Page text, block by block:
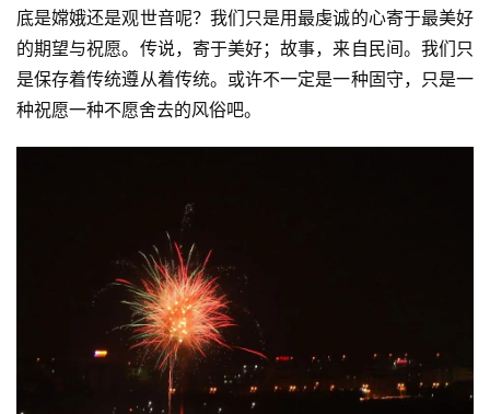
底是嫦娥还是观世音呢？我们只是用最虔诚的心寄于最美好
的期望与祝愿。传说，寄于美好；故事，来自民间。我们只
是保存着传统遵从着传统。或许不一定是一种固守，只是一
种祝愿一种不愿舍去的风俗吧。